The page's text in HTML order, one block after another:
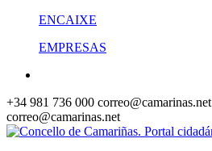
ENCAIXE
EMPRESAS
+34 981 736 000 correo@camarinas.net
correo@camarinas.net